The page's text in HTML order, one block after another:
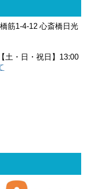
筋1-4-12 心斎橋日光
土・日・祝日】13:00